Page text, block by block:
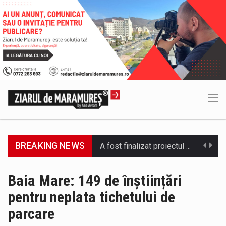
BREAKING NEWS Deputatul AUR de Maramureș, Daniel Ciornei, critică modul în care Parlamentul este chemat să ratifice acordul de împrumut în valoare…
Baia Mare: 149 de înștiințări
pentru neplata tichetului de
parcare